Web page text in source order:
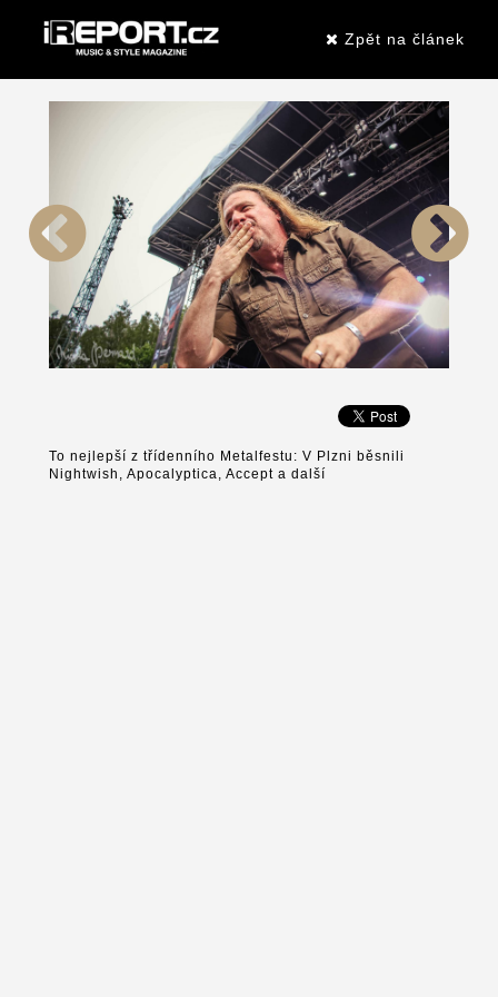
Zpět na článek
To nejlepší z třídenního Metalfestu: V Plzni běsnili
Nightwish, Apocalyptica, Accept a další